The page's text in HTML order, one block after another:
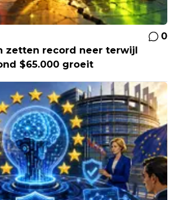
0
zetten record neer terwijl
$65.000 groeit